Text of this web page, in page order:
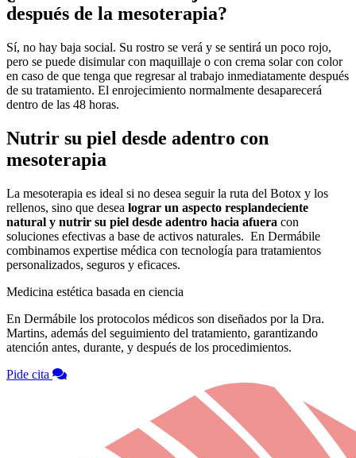
después de la mesoterapia?
Sí, no hay baja social. Su rostro se verá y se sentirá un poco rojo,
pero se puede disimular con maquillaje o con crema solar con color
en caso de que tenga que regresar al trabajo inmediatamente después
de su tratamiento. El enrojecimiento normalmente desaparecerá
dentro de las 48 horas.
Nutrir su piel desde adentro con
mesoterapia
La mesoterapia es ideal si no desea seguir la ruta del Botox y los
rellenos, sino que desea lograr un aspecto resplandeciente
natural y nutrir su piel desde adentro hacia afuera con
soluciones efectivas a base de activos naturales. En Dermábile
combinamos expertise médica con tecnología para tratamientos
personalizados, seguros y eficaces.
Medicina estética basada en ciencia
En Dermábile los protocolos médicos son diseñados por la Dra.
Martins, además del seguimiento del tratamiento, garantizando
atención antes, durante, y después de los procedimientos.
Pide cita